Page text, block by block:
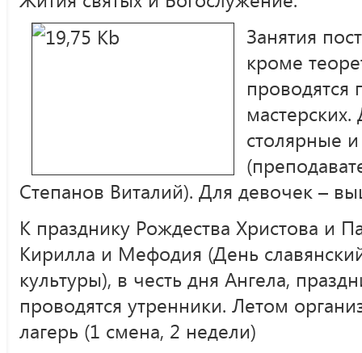
Занятия
кроме
проводятся
столярные
Степанов Виталий). Для девочек –
К празднику Рождества Христова и
Кирилла и Мефодия (День
культуры), в честь дня Ангела,
проводятся утренники. Летом
лагерь (1 смена, 2 недели)